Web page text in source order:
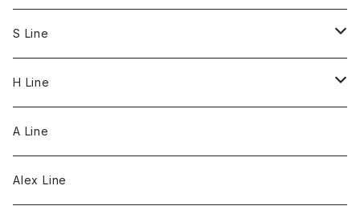
S Line
S Line Ring & Earrings
H Line
Necklace
Bracelet
A Line
Alex Line